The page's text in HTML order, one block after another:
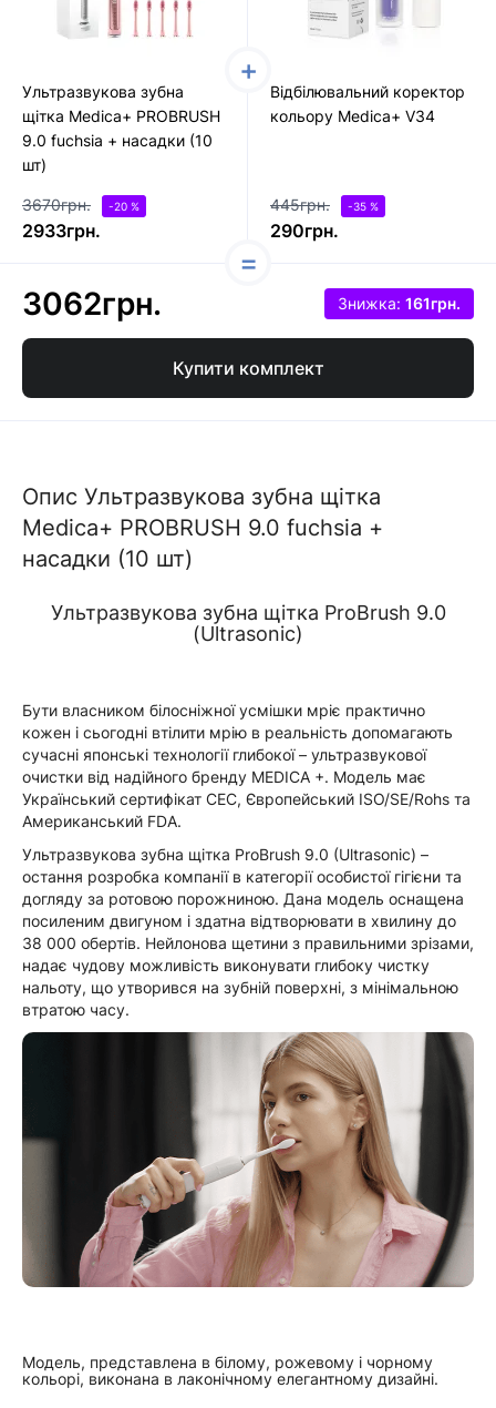
Ультразвукова зубна
щітка Medica+ PROBRUSH
9.0 fuchsia + насадки (10
шт)
3670грн. -20 %
2933грн.
Відбілювальний коректор
кольору Medica+ V34
445грн. -35 %
290грн.
3062грн. Знижка: 161грн.
Купити комплект
Опис Ультразвукова зубна щітка
Medica+ PROBRUSH 9.0 fuchsia +
насадки (10 шт)
Ультразвукова зубна щітка ProBrush 9.0
(Ultrasonic)
Бути власником білосніжної усмішки мріє практично
кожен і сьогодні втілити мрію в реальність допомагають
сучасні японські технології глибокої – ультразвукової
очистки від надійного бренду MEDICA +. Модель має
Український сертифікат СЕС, Європейський ISO/SE/Rohs та
Американський FDA.
Ультразвукова зубна щітка ProBrush 9.0 (Ultrasonic) –
остання розробка компанії в категорії особистої гігієни та
догляду за ротовою порожниною. Дана модель оснащена
посиленим двигуном і здатна відтворювати в хвилину до
38 000 обертів. Нейлонова щетини з правильними зрізами,
надає чудову можливість виконувати глибоку чистку
нальоту, що утворився на зубній поверхні, з мінімальною
втратою часу.
Модель, представлена ​​в білому, рожевому і чорному
кольорі, виконана в лаконічному елегантному дизайні.